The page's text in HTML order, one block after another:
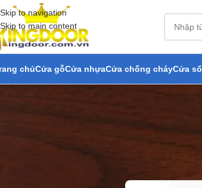
Skip to navigation
Skip to main content
chủCửa gỗCửa nhựaCửa chống cháyCửa sổ